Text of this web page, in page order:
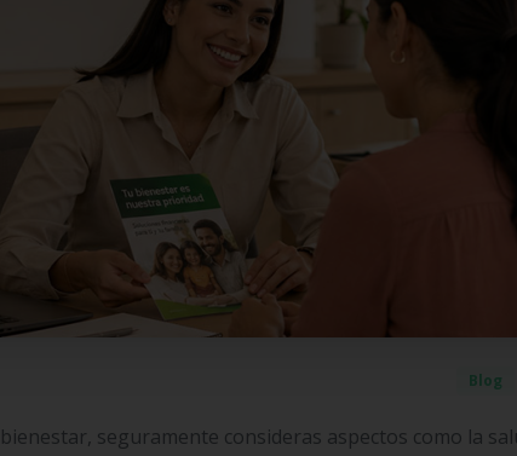
Blog
seguramente consideras aspectos como la